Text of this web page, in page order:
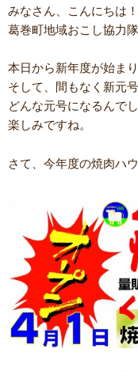
みなさん、こんにちは！
葛巻町地域おこし協力
本日から新年度が始まり
そして、間もなく新元
どんな元号になるんで
楽しみですね。
さて、今年度の焼肉ハ